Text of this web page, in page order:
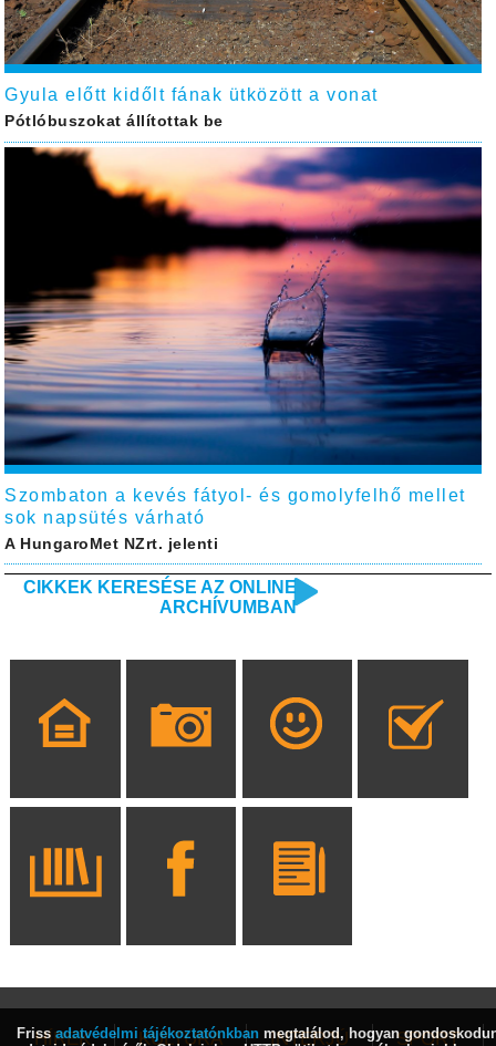
Gyula előtt kidőlt fának ütközött a vonat
Pótlóbuszokat állítottak be
Szombaton a kevés fátyol- és gomolyfelhő mellet
sok napsütés várható
A HungaroMet NZrt. jelenti
CIKKEK KERESÉSE AZ ONLINE
ARCHÍVUMBAN
HÍREK KULTÚRA INTERJÚ SPORT
Friss adatvédelmi tájékoztatónkban megtalálod, hogyan